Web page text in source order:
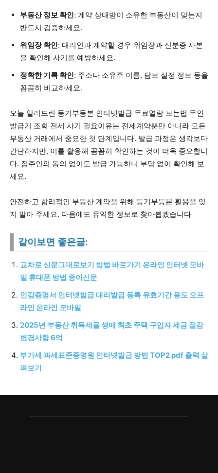
부동산 정보 확인: 계약 상대방이 소유한 부동산이 맞는지
반드시 검증하세요.
위임장 확인: 대리인과 계약할 경우 위임장과 신분증 사본
을 확인해 사기를 예방하세요.
정확한 기록 확인: 주소나 소유주 이름, 담보 설정 정보 등을
꼼꼼히 비교하세요.
오늘 알려드린 등기부등본 인터넷발급 무료열람 보는법 무인
발급기 조회 전세 사기 필요이유는 전세계약뿐만 아니라 모든
부동산 거래에서 중요한 첫 단계입니다. 발급 과정은 생각보다
간단하지만, 이를 활용해 꼼꼼히 확인하는 것이 더욱 중요합니
다. 집주인의 동의 없이도 발급 가능하니 부담 없이 확인해 보
세요.
안전하고 합리적인 부동산 계약을 위해 등기부등본 활용을 잊
지 말아 주세요. 다음에도 유익한 정보로 찾아뵙겠습니다
같이보면 좋은글:
교차로 신문그대로보기 방법 바로가기 온라인 인터넷 모바
일 휴대폰 방법 종이신문
인감증명서 인터넷발급 대리발급 등록 유효기간 용도 오프
라인 온라인 모바일
2025년 부동산 취득세율 생애 최초 주택 구입자 세금 절감
변경사항 6억
부가세 과세표준증명원 인터넷발급 방법 TOP2 pdf 출력 살
펴보기